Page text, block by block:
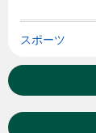
スポーツ